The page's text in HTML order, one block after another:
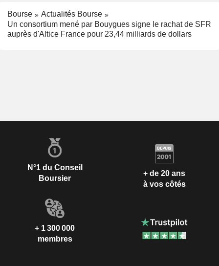
Bourse
Actualités Bourse
Un consortium mené par Bouygues signe le rachat de SFR
auprès d'Altice France pour 23,44 milliards de dollars
N°1 du Conseil
Boursier
+ de 20 ans
à vos côtés
+ 1 300 000
membres